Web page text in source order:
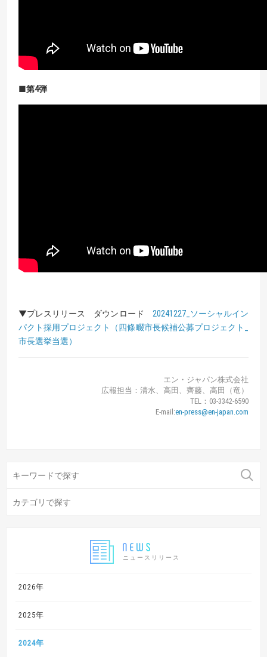
ニュースリリース
2026年
2025年
2024年
■第4弾
▼プレスリリース ダウンロード 20241227_ソーシャルイン
パクト採用プロジェクト（四條畷市長候補公募プロジェクト_
市長選挙当選）
エン・ジャパン株式会社
広報担当：清水、高田、齊藤、高田（竜）
TEL：03-3342-6590
E-mail:en-press@en-japan.com